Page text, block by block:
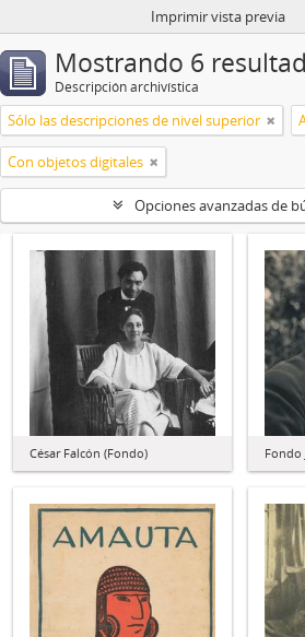
Imprimir vista previa
Mostrando 6
Descripción archivística
Sólo las descripciones de nivel superior
Con objetos digitales
Opciones avanzadas de
César Falcón (Fondo) Fondo